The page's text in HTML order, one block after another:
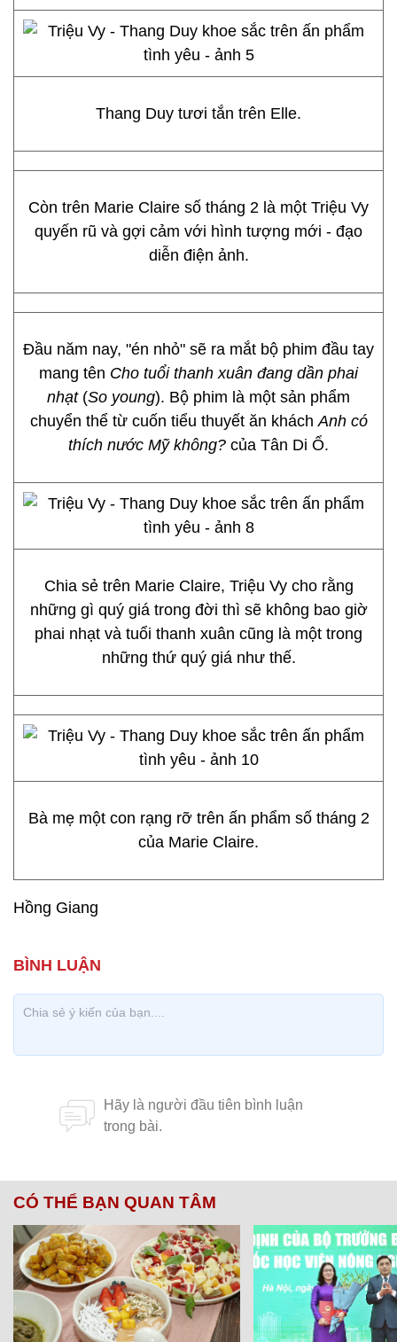
Thang Duy tươi tắn trên Elle.
Còn trên Marie Claire số tháng 2 là một Triệu Vy
quyến rũ và gợi cảm với hình tượng mới - đạo
diễn điện ảnh.
Đầu năm nay, "én nhỏ" sẽ ra mắt bộ phim đầu tay
mang tên Cho tuổi thanh xuân đang dần phai
nhạt(So young). Bộ phim là một sản phẩm
chuyển thể từ cuốn tiểu thuyết ăn kháchAnh có
thích nước Mỹ không? của Tân Di Ổ.
Chia sẻ trên Marie Claire, Triệu Vy cho rằng
những gì quý giá trong đời thì sẽ không bao giờ
phai nhạt và tuổi thanh xuân cũng là một trong
những thứ quý giá như thế.
Bà mẹ một con rạng rỡ trên ấn phẩm số tháng 2
của Marie Claire.
Hồng Giang
CÓ THỂ BẠN QUAN TÂM